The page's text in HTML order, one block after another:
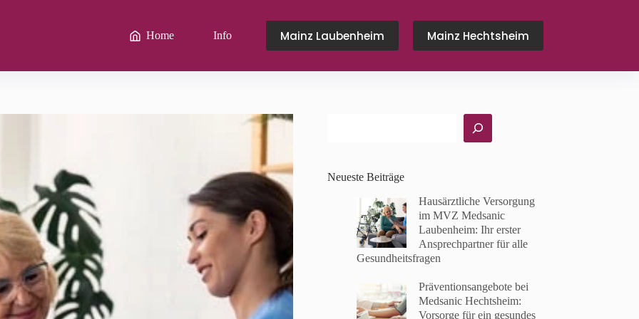
Home Info Mainz Laubenheim Mainz Hechtsheim
Neueste Beiträge
Hausärztliche Versorgung
im MVZ Medsanic
Laubenheim: Ihr erster
Ansprechpartner für alle
Gesundheitsfragen
Präventionsangebote bei
Medsanic Hechtsheim:
Vorsorge für ein gesundes